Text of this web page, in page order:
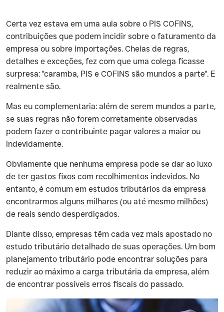
‍Certa vez estava em uma aula sobre o PIS COFINS,
contribuições que podem incidir sobre o faturamento da
empresa ou sobre importações. Cheias de regras,
detalhes e exceções, fez com que uma colega ficasse
surpresa: "caramba, PIS e COFINS são mundos a parte". E
realmente são.
‍Mas eu complementaria: além de serem mundos a parte,
se suas regras não forem corretamente observadas
podem fazer o contribuinte pagar valores a maior ou
indevidamente.
‍Obviamente que nenhuma empresa pode se dar ao luxo
de ter gastos fixos com recolhimentos indevidos. No
entanto, é comum em estudos tributários da empresa
encontrarmos alguns milhares (ou até mesmo milhões)
de reais sendo desperdiçados.
‍Diante disso, empresas têm cada vez mais apostado no
estudo tributário detalhado de suas operações. Um bom
planejamento tributário pode encontrar soluções para
reduzir ao máximo a carga tributária da empresa, além
de encontrar possíveis erros fiscais do passado.